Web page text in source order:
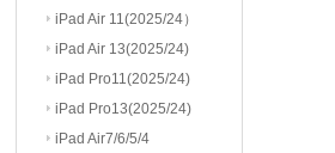
iPad Air 11(2025/24）
iPad Air 13(2025/24)
iPad Pro11(2025/24)
iPad Pro13(2025/24)
iPad Air7/6/5/4